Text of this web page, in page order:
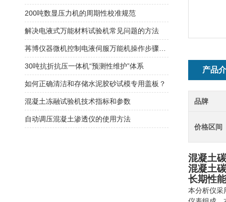
产品
品牌
价格区间
混凝土
混凝土
长期性
本分析仪采
200吨数显压力机的周期性校准规范
解决电液式万能材料试验机常见问题的方法
30吨抗折抗压一体机“预测性维护”体系
如何正确清洁和存储水泥胶砂试模专用盖板？
混凝土冻融试验机技术指标和参数
自动调压混凝土渗透仪的使用方法